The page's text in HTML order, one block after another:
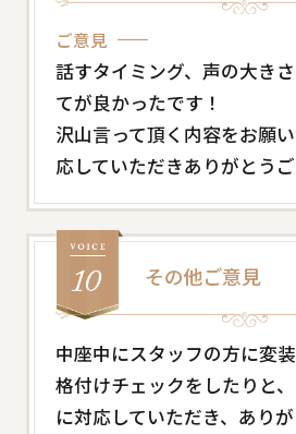
ご意見
話すタイミング、声の大き
てが良かったです！
沢山言って頂く内容をお願
応していただきありがとう
その他ご意見
中座中にスタッフの方に変
格付けチェックをしたりと
に対応していただき、あり